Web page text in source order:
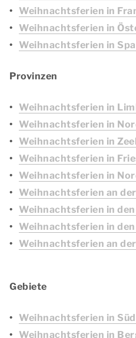
Weihnachtsferien in
Weihnachtsferien in
Weihnachtsferien in
Provinzen
Weihnachtsferien in
Weihnachtsferien in
Weihnachtsferien in
Weihnachtsferien in
Weihnachtsferien in
Weihnachtsferien an
Weihnachtsferien in
Weihnachtsferien in
Weihnachtsferien an
Gebiete
Weihnachtsferien in
Weihnachtsferien in